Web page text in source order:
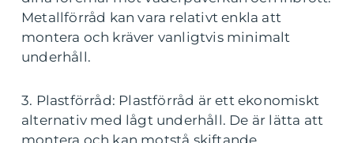
Metallförråd kan vara relativt enkla att
montera och kräver vanligtvis minimalt
underhåll.
3. Plastförråd: Plastförråd är ett ekonomiskt
alternativ med lågt underhåll. De är lätta att